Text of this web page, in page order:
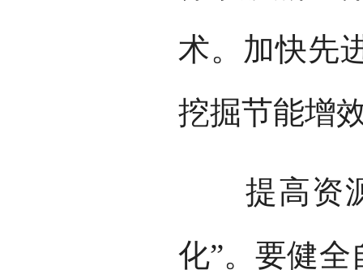
术。加快先
挖掘节能增
提高资源
化”。要健